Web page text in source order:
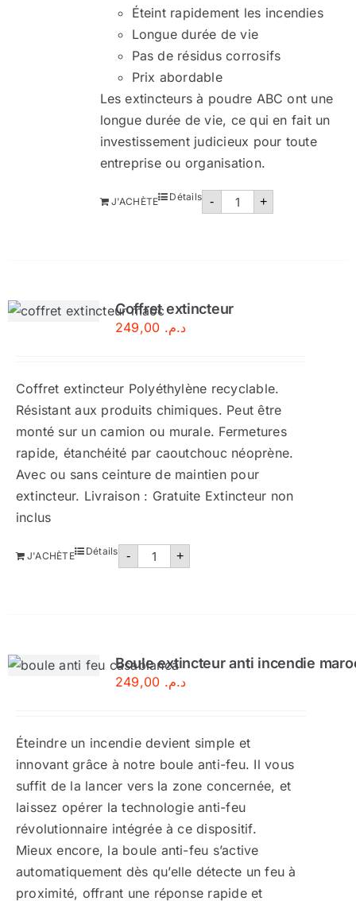
Éteint rapidement les incendies
Longue durée de vie
Pas de résidus corrosifs
Prix abordable
Les extincteurs à poudre ABC ont une
longue durée de vie, ce qui en fait un
investissement judicieux pour toute
entreprise ou organisation.
- quantité
+
J'ACHÈTE Détails
Coffret extincteur
د.م.
Coffret extincteur Polyéthylène recyclable.
Résistant aux produits chimiques. Peut être
monté sur un camion ou murale. Fermetures
rapide, étanchéité par caoutchouc néoprène.
Avec ou sans ceinture de maintien pour
extincteur. Livraison : Gratuite Extincteur non
inclus
- quantité
+
J'ACHÈTE Détails
Boule extincteur anti incendie
د.م.
Éteindre un incendie devient simple et
innovant grâce à notre boule anti-feu. Il vous
suffit de la lancer vers la zone concernée, et
laissez opérer la technologie anti-feu
révolutionnaire intégrée à ce dispositif.
Mieux encore, la boule anti-feu s’active
automatiquement dès qu’elle détecte un feu à
proximité, offrant une réponse rapide et